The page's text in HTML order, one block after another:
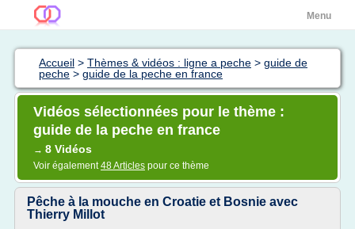
Menu
Accueil > Thèmes & vidéos : ligne a peche > guide de
peche > guide de la peche en france
Vidéos sélectionnées pour le thème :
guide de la peche en france
→ 8 Vidéos
Voir également48 Articles pour ce thème
Pêche à la mouche en Croatie et Bosnie avec
Thierry Millot